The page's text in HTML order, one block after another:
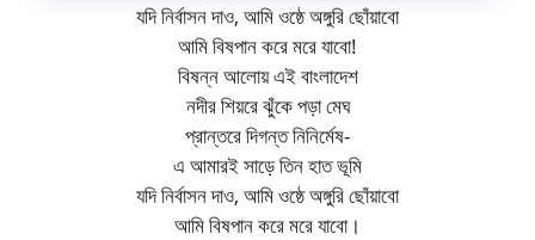
যদি নির্বাসন দাও, আমি ওষ্ঠে অঙ্গুরি ছোঁয়াবো
আমি বিষপান করে মরে যাবো!
বিষন্ন আলোয় এই বাংলাদেশ
নদীর শিয়রে ঝুঁকে পড়া মেঘ
প্রান্তরে দিগন্ত নিনির্মেষ-
এ আমারই সাড়ে তিন হাত ভূমি
যদি নির্বাসন দাও, আমি ওষ্ঠে অঙ্গুরি ছোঁয়াবো
আমি বিষপান করে মরে যাবো।